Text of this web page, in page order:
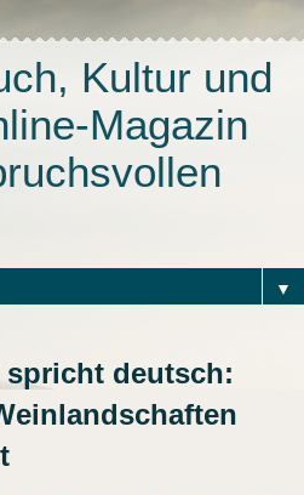
Kultur und
Magazin
▼
spricht deutsch: